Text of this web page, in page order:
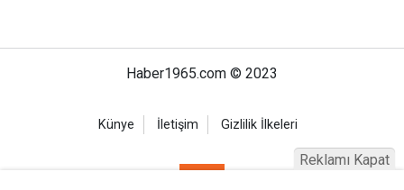
Haber1965.com © 2023
Künye İletişim Gizlilik İlkeleri
Reklamı Kapat